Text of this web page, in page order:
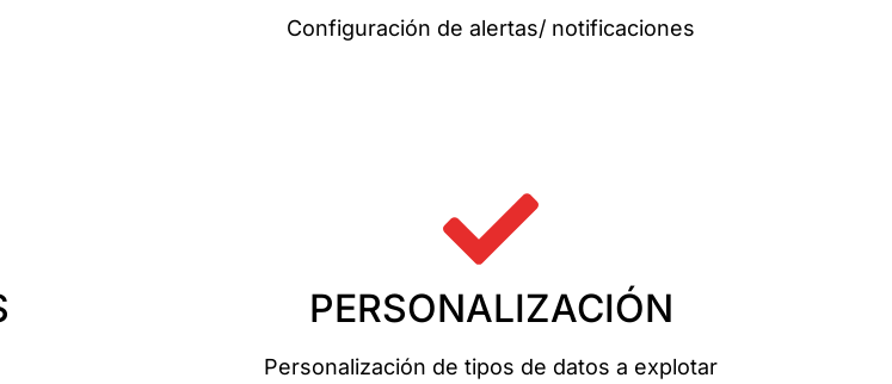
Configuración de alertas/ notificaciones
PERSONALIZACIÓN
Personalización de tipos de datos a explotar